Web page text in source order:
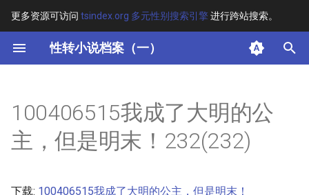
更多资源可访问 tsindex.org 多元性别搜索引擎进行跨站搜索。
性转小说档案（一）
键
开
始
其他信息 [Processed Page
Metadata]
100406515我成了大明的公
主，但是明末！232(232)
下载: 100406515我成了大明的公主，但是明末！